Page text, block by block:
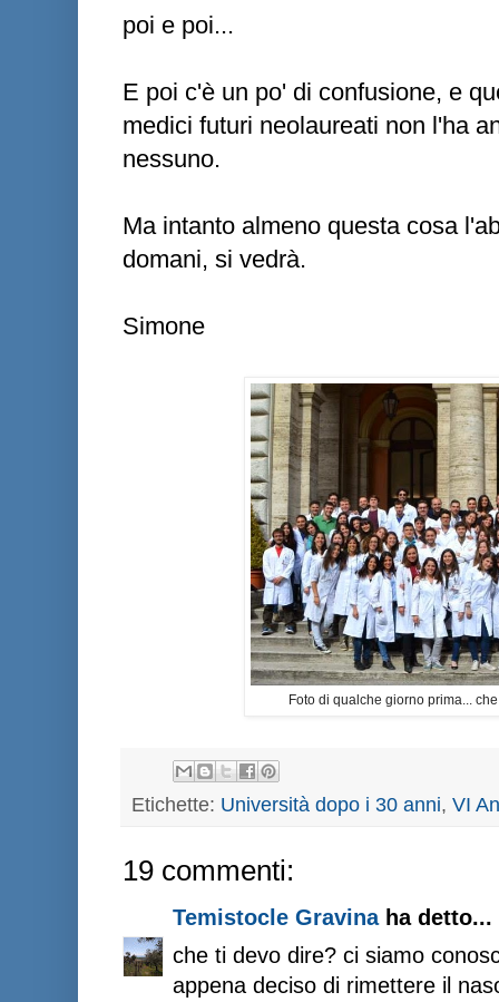
poi e poi...
E poi c'è un po' di confusione, e
medici futuri neolaureati non l'ha
nessuno.
Ma intanto almeno questa cosa
domani, si vedrà.
Simone
Foto di qualche giorno prima...
Etichette: Università dopo i 30 anni, VI
19 commenti:
Temistocle Gravinaha detto...
che ti devo dire? ci siamo
appena deciso di rimettere il